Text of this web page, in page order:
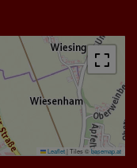
Leaflet| Tiles ©basemap.at